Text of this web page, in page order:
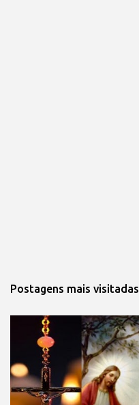
Postagens mais visitadas